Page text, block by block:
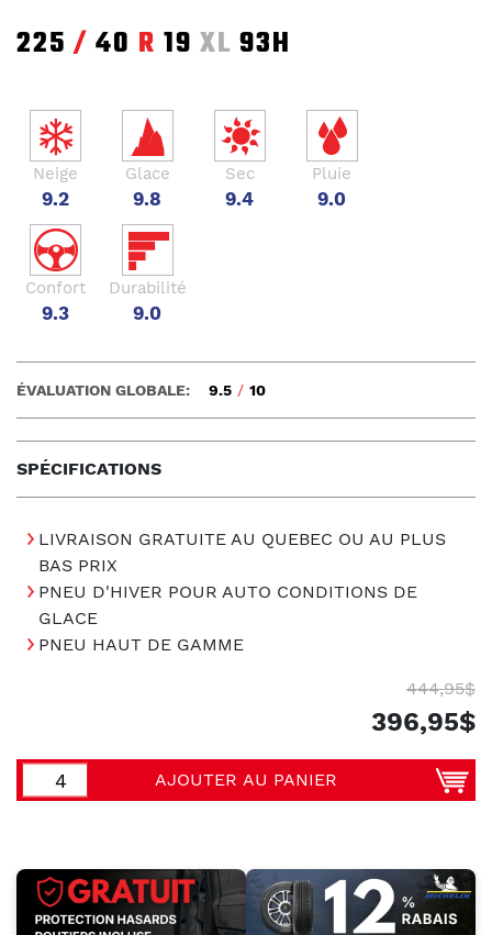
225 / 40 R 19 XL 93H
Neige
9.2
Glace
9.8
Sec
9.4
Pluie
9.0
Confort
9.3
Durabilité
9.0
SPÉCIFICATIONS
ÉVALUATION GLOBALE: 9.5 / 10
LIVRAISON GRATUITE AU QUEBEC OU AU PLUS
BAS PRIX
PNEU D'HIVER POUR AUTO CONDITIONS DE
GLACE
PNEU HAUT DE GAMME
444,95$
396,95$
AJOUTER AU PANIER